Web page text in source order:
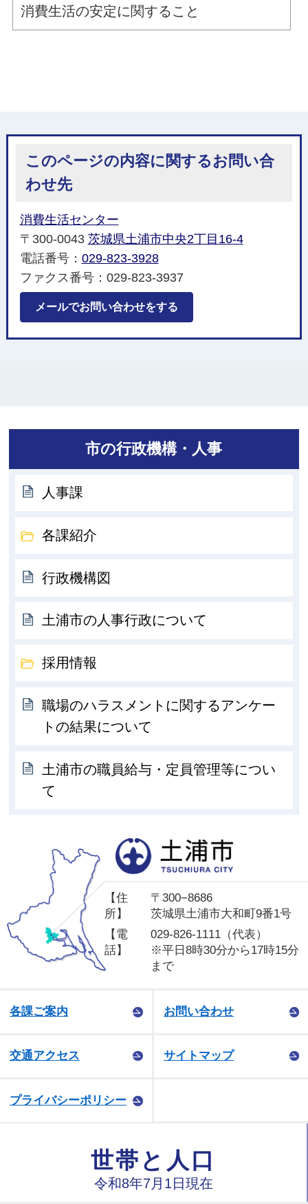
消費生活の安定に関すること
このページの内容に関するお問い合
わせ先
消費生活センター
〒300-0043 茨城県土浦市中央2丁目16-4
電話番号： 029-823-3928
ファクス番号：029-823-3937
メールでお問い合わせをする
市の行政機構・人事
人事課
各課紹介
行政機構図
土浦市の人事行政について
採用情報
職場のハラスメントに関するアンケー
トの結果について
土浦市の職員給与・定員管理等につい
て
【住
所】
〒300−8686
茨城県土浦市大和町9番1号
【電
話】
029-826-1111（代表）
※平日8時30分から17時15分
まで
各課ご案内 お問い合わせ
交通アクセス サイトマップ
プライバシーポリシー